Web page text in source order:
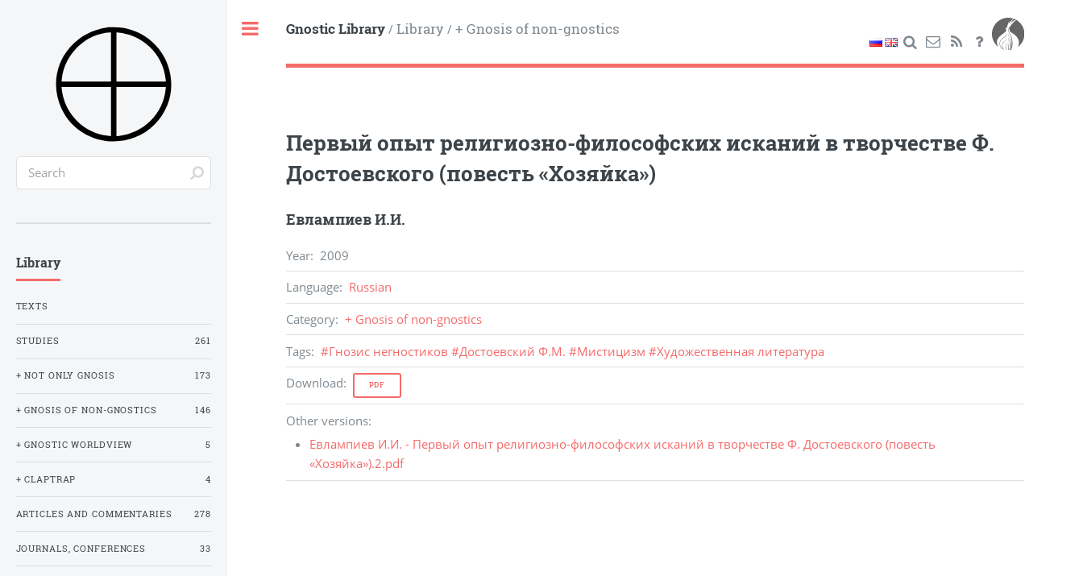
Gnostic Library/ Library/ + Gnosis of non-gnostics
Первый опыт религиозно-философских исканий в творчестве Ф.
Достоевского (повесть «Хозяйка»)
Евлампиев И.И.
Year: 2009
Language: Russian
Category: + Gnosis of non-gnostics
Tags: #Гнозис негностиков #Достоевский Ф.М. #Мистицизм #Художественная литература
Download: PDF
Other versions:
Евлампиев И.И. - Первый опыт религиозно-философских исканий в творчестве Ф. Достоевского (повесть
«Хозяйка»).2.pdf
Library
TEXTS
STUDIES 261
+ NOT ONLY GNOSIS 173
+ GNOSIS OF NON-GNOSTICS 146
+ GNOSTIC WORLDVIEW 5
+ CLAPTRAP 4
ARTICLES AND COMMENTARIES 278
JOURNALS, CONFERENCES 33
Toggle